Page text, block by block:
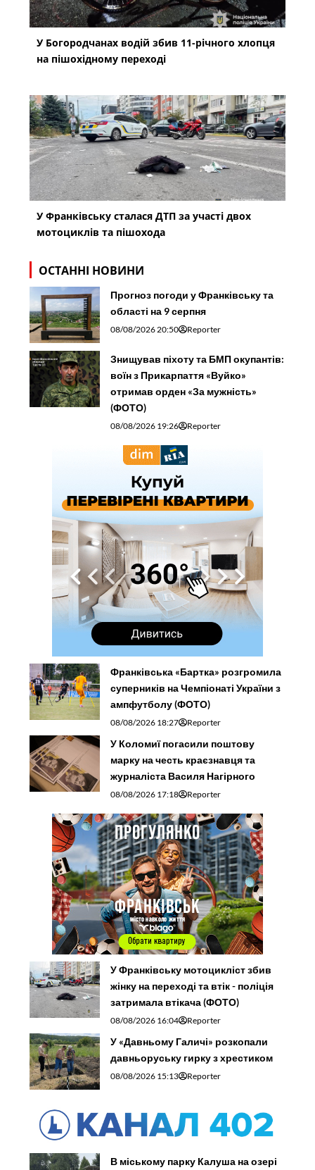
У Богородчанах водій збив 11-річного хлопця
на пішохідному переході
У Франківську сталася ДТП за участі двох
мотоциклів та пішохода
ОСТАННІ НОВИНИ
Прогноз погоди у Франківську та
області на 9 серпня
08/08/2026 20:50 Reporter
Знищував піхоту та БМП окупантів:
воїн з Прикарпаття «Вуйко»
отримав орден «За мужність»
(ФОТО)
08/08/2026 19:26 Reporter
Франківська «Бартка» розгромила
суперників на Чемпіонаті України з
ампфутболу (ФОТО)
08/08/2026 18:27 Reporter
У Коломиї погасили поштову
марку на честь краєзнавця та
журналіста Василя Нагірного
08/08/2026 17:18 Reporter
У Франківську мотоцикліст збив
жінку на переході та втік - поліція
затримала втікача (ФОТО)
08/08/2026 16:04 Reporter
У «Давньому Галичі» розкопали
давньоруську гирку з хрестиком
08/08/2026 15:13 Reporter
В міському парку Калуша на озері